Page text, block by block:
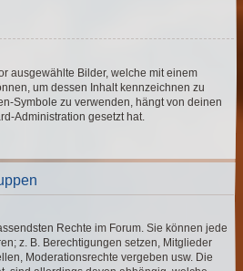
ausgewählte Bilder, welche mit einem
um dessen Inhalt kennzeichnen zu
Symbole zu verwenden, hängt von deinen
Administration gesetzt hat.
Rechte im Forum. Sie können jede
z. B. Berechtigungen setzen, Mitglieder
Moderationsrechte vergeben usw. Die